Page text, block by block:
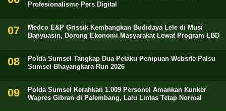
Profesionalisme Pers Digital
Medco E&P Grissik Kembangkan Budidaya Lele di Musi
Banyuasin, Dorong Ekonomi Masyarakat Lewat Program LBD
Polda Sumsel Tangkap Dua Pelaku Penipuan Website Palsu
Sumsel Bhayangkara Run 2026
Polda Sumsel Kerahkan 1.009 Personel Amankan Kunker
Wapres Gibran di Palembang, Lalu Lintas Tetap Normal